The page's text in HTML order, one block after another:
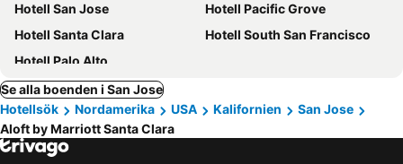
Hotell San Jose
Hotell Pacific Grove
Hotell Santa Clara
Hotell South San Francisco
Hotell Palo Alto
Se alla boenden i San Jose
Hotellsök
Nordamerika USA Kalifornien
San Jose
Aloft by Marriott Santa Clara